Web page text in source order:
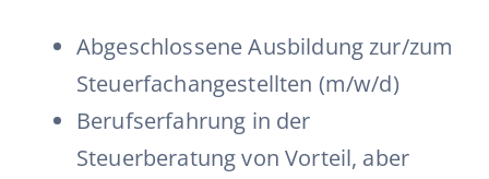
Abgeschlossene Ausbildung zur/zum
Steuerfachangestellten (m/w/d)
Berufserfahrung in der
Steuerberatung von Vorteil, aber